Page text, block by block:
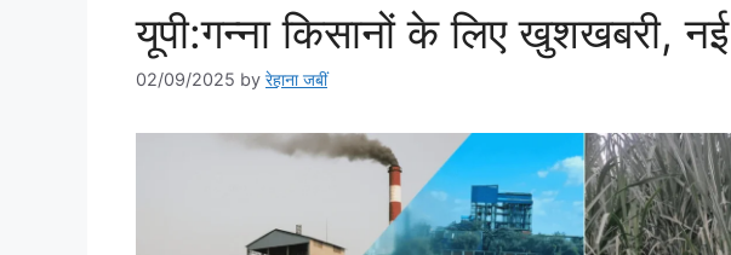
यूपी:गन्ना किसानों के लिए खुशखबरी, नई
02/09/2025 by रेहाना जबीं